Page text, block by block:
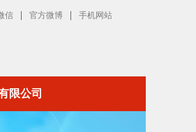
信 官方微博 手机网站
限公司